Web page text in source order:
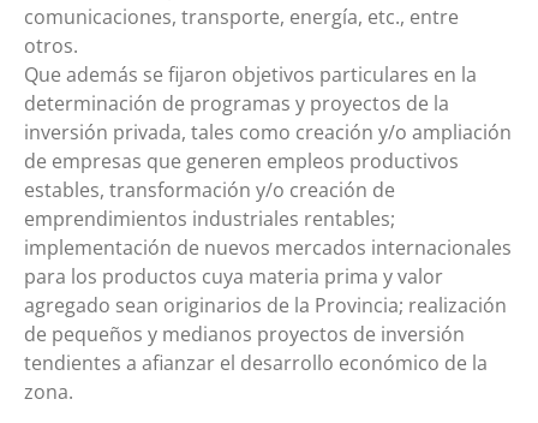
comunicaciones, transporte, energía, etc., entre
otros.
Que además se fijaron objetivos particulares en la
determinación de programas y proyectos de la
inversión privada, tales como creación y/o ampliación
de empresas que generen empleos productivos
estables, transformación y/o creación de
emprendimientos industriales rentables;
implementación de nuevos mercados internacionales
para los productos cuya materia prima y valor
agregado sean originarios de la Provincia; realización
de pequeños y medianos proyectos de inversión
tendientes a afianzar el desarrollo económico de la
zona.